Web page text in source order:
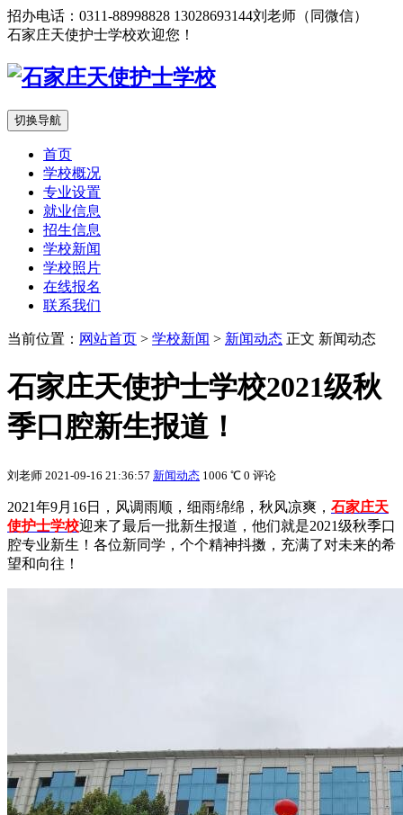
招办电话：0311-88998828 13028693144刘老师（同微信）
石家庄天使护士学校欢迎您！
切换导航
首页
学校概况
专业设置
就业信息
招生信息
学校新闻
学校照片
在线报名
联系我们
当前位置： 网站首页 > 学校新闻 > 新闻动态 正文 新闻动态
石家庄天使护士学校2021级秋
季口腔新生报道！
刘老师 2021-09-16 21:36:57 新闻动态 1006 ℃ 0 评论
2021年9月16日，风调雨顺，细雨绵绵，秋风凉爽， 石家庄天
使护士学校迎来了最后一批新生报道，他们就是2021级秋季口
腔专业新生！各位新同学，个个精神抖擞，充满了对未来的希
望和向往！